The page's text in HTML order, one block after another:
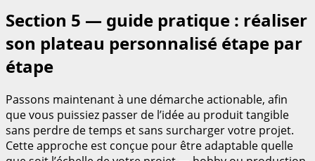
Section 5 — guide pratique : réaliser
son plateau personnalisé étape par
étape
Passons maintenant à une démarche actionable, afin
que vous puissiez passer de l’idée au produit tangible
sans perdre de temps et sans surcharger votre projet.
Cette approche est conçue pour être adaptable quelle